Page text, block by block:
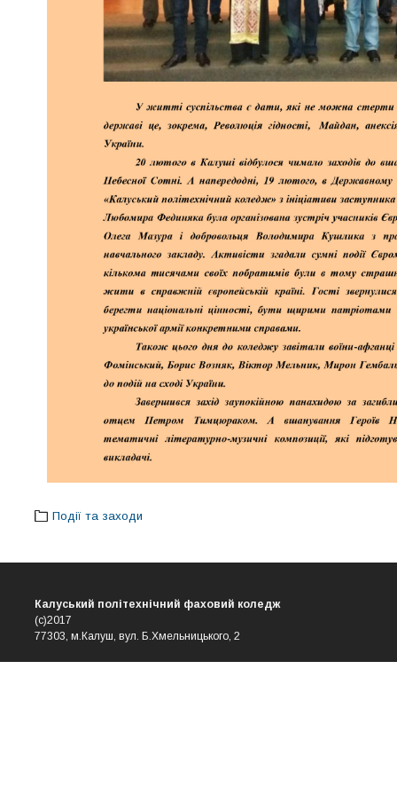
Події та заходи
Калуський політехнічний фаховий коледж
(с)2017
77303, м.Калуш, вул. Б.Хмельницького, 2